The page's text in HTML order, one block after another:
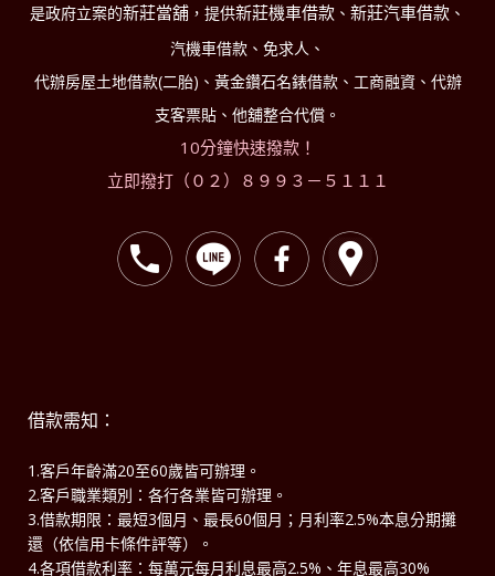
是政府立案的新莊當舖 ，提供新莊機車借款 、 新莊汽車借款 、
汽機車借款、免求人、
代辦房屋土地借款(二胎)、黃金鑽石名錶借款、工商融資、代辦
支客票貼、他舖整合代償。
10分鐘快速撥款！
立即撥打（０２）８９９３－５１１１
借款需知：
1.客戶年齡滿20至60歲皆可辦理。
2.客戶職業類別：各行各業皆可辦理。
3.借款期限：最短3個月、最長60個月；月利率2.5%本息分期攤
還（依信用卡條件評等）。
4.各項借款利率：每萬元每月利息最高2.5%、年息最高30%